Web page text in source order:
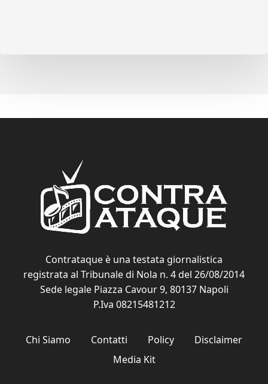
Contrataque è una testata giornalistica
registrata al Tribunale di Nola n. 4 del 26/08/2014
Sede legale Piazza Cavour 9, 80137 Napoli
P.Iva 08215481212
Chi Siamo Contatti Policy
Disclaimer
Media Kit